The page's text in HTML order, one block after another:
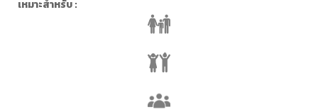
เหมาะสำหรับ :